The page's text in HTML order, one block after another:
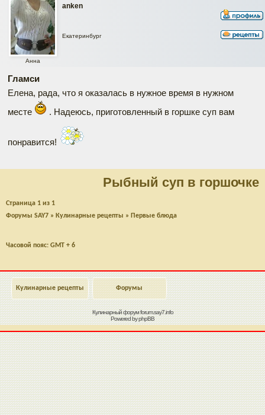
anken
Анна
Екатеринбург
Гламси
Елена, рада, что я оказалась в нужное время в нужном
месте
. Надеюсь, приготовленный в горшке суп вам
понравится!
Рыбный суп в горшочке
Страница 1 из 1
Форумы SAY7 » Кулинарные рецепты » Первые блюда
Часовой пояс: GMT + 6
Кулинарные рецепты Форумы
Кулинарный форумforum.say7.info
Powered byphpBB